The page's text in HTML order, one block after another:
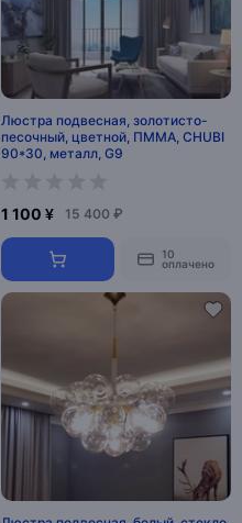
Люстра подвесная, золотисто-
песочный, цветной, ПММА, CHUBI
90*30, металл, G9
1 100 ¥ 15 400 ₽
10
оплачено